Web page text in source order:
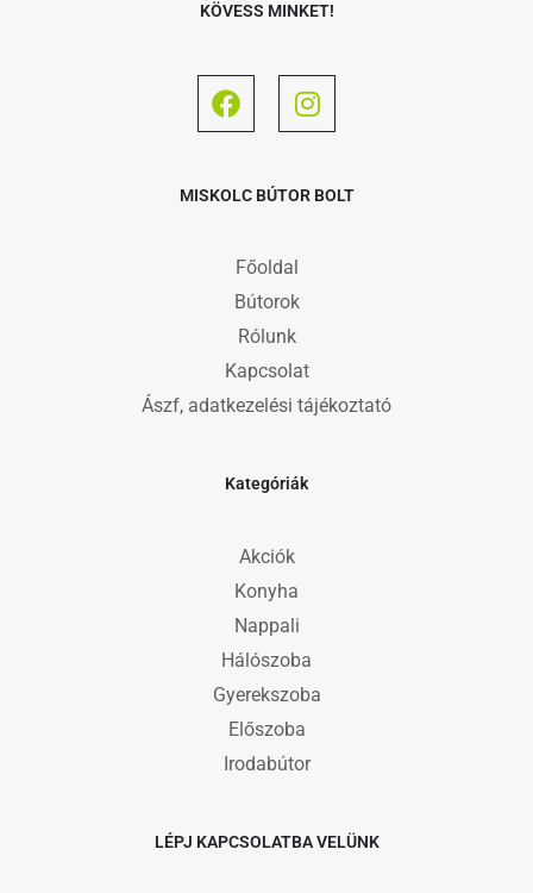
KÖVESS MINKET!
MISKOLC BÚTOR BOLT
Főoldal
Bútorok
Rólunk
Kapcsolat
Ászf, adatkezelési tájékoztató
Kategóriák
Akciók
Konyha
Nappali
Hálószoba
Gyerekszoba
Előszoba
Irodabútor
LÉPJ KAPCSOLATBA VELÜNK